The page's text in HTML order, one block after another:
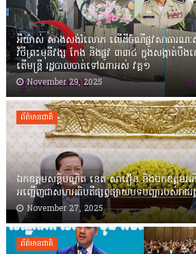
អីយ៉ាស់ សាងសង់រំលោភ លើដីចំណីផ្លូវសាធារណៈ
វិថីព្រះមុនីវង្ស កែង និងផ្លូវ ៣៣៤ ក្នុងសង្កាត់បឹ
តើមន្ត្រី រដ្ឋបាលបាត់ទៅណាអស់ វគ្គ១
November 29, 2025
ព័ត៌មានជាតិ
ឯកឧត្តមសន្តិបណ្ឌិត នេត សាវឿន និងឯកឧត្តម
អញ្ជើញជាសហអធិបតីផ្សព្វផ្សាយបទបញ្ជារបស់រាជរដ្
November 27, 2025
ព័ត៌មានជាតិ